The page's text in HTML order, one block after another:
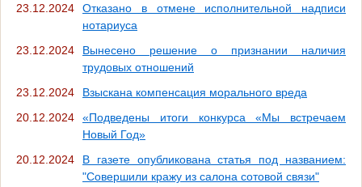
23.12.2024
Отказано в отмене исполнительной надписи
нотариуса
23.12.2024
Вынесено решение о признании наличия
трудовых отношений
23.12.2024
Взыскана компенсация морального вреда
20.12.2024
«Подведены итоги конкурса «Мы встречаем
Новый Год»
20.12.2024
В газете опубликована статья под названием:
"Совершили кражу из салона сотовой связи"